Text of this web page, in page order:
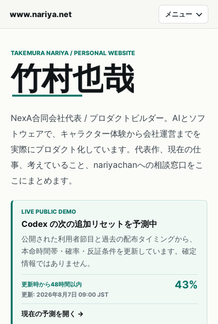
www.nariya.net メニュー
TAKEMURA NARIYA / PERSONAL WEBSITE
竹村也哉
NexA合同会社代表 / プロダクトビルダー。AIとソフ
トウェアで、キャラクター体験から会社運営までを
実際にプロダクト化しています。代表作、現在の仕
事、考えていること、nariyachanへの相談窓口をこ
こにまとめます。
LIVE PUBLIC DEMO
Codex の次の追加リセットを予測中
公開された利用者節目と過去の配布タイミングから、
本命時間帯・確率・反証条件を更新しています。確定
情報ではありません。
更新時から48時間以内 43%
更新:2026年8月7日 09:00 JST
現在の予測を開く →